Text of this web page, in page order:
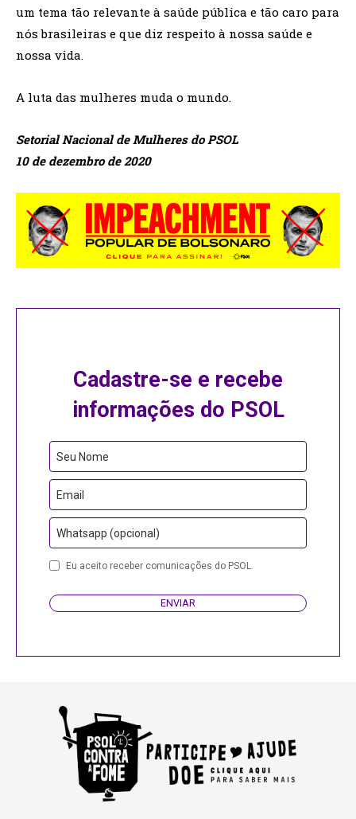
um tema tão relevante à saúde pública e tão caro para
nós brasileiras e que diz respeito à nossa saúde e
nossa vida.
A luta das mulheres muda o mundo.
Setorial Nacional de Mulheres do PSOL
10 de dezembro de 2020
Cadastre-se e recebe
informações do PSOL
Phone
Number
Seu Nome
Email
Whatsapp (opcional)
Eu aceito receber comunicações do PSOL.
ENVIAR